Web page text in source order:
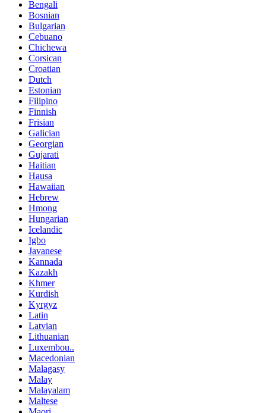
Bengali
Bosnian
Bulgarian
Cebuano
Chichewa
Corsican
Croatian
Dutch
Estonian
Filipino
Finnish
Frisian
Galician
Georgian
Gujarati
Haitian
Hausa
Hawaiian
Hebrew
Hmong
Hungarian
Icelandic
Igbo
Javanese
Kannada
Kazakh
Khmer
Kurdish
Kyrgyz
Latin
Latvian
Lithuanian
Luxembou..
Macedonian
Malagasy
Malay
Malayalam
Maltese